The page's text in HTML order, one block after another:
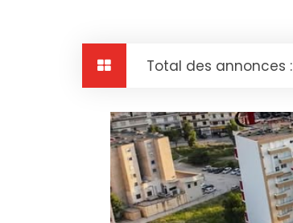
Total des annonces :